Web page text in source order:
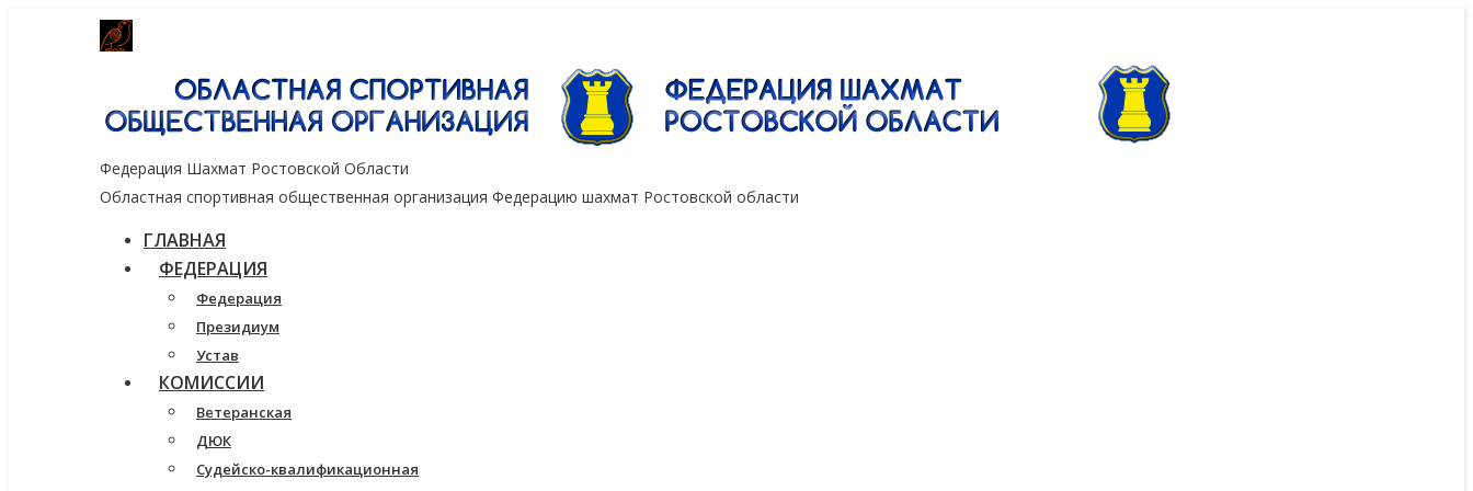
Федерация Шахмат Ростовской Области
Областная спортивная общественная организация Федерацию шахмат Ростовской области
ГЛАВНАЯ
ФЕДЕРАЦИЯ
Федерация
Президиум
Устав
КОМИССИИ
Ветеранская
ДЮК
Судейско-квалификационная